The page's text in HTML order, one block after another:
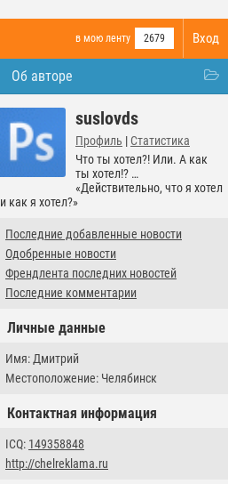
Вход
в мою ленту 2679
Об авторе
suslovds
Профиль | Статистика
Что ты хотел?! Или. А как
ты хотел!? …
«Действительно, что я хотел
и как я хотел?»
Последние добавленные новости
Одобренные новости
Френдлента последних новостей
Последние комментарии
Личные данные
Имя: Дмитрий
Местоположение: Челябинск
Контактная информация
ICQ: 149358848
http://chelreklama.ru